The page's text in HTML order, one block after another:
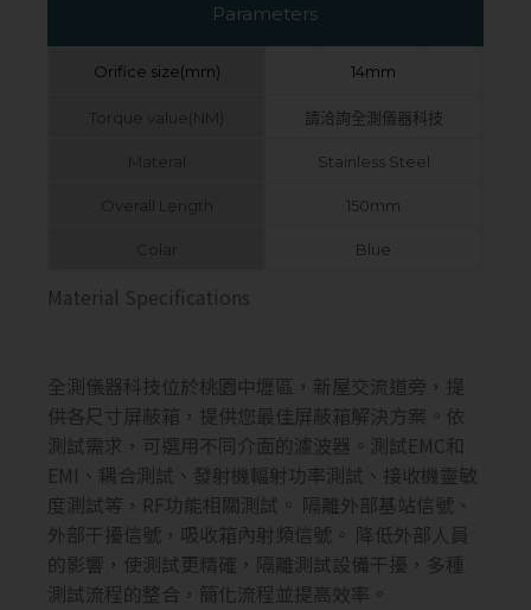
Parameters
Orifice size(mm) 14mm
Torque value(NM) 請洽詢全測儀器科技
Materal Stainless Steel
Overall Length 150mm
Colar Blue
Material Specifications
全測儀器科技位於桃園中壢區，新屋交流道旁，提
供各尺寸屏蔽箱，提供您最佳屏蔽箱解決方案。依
測試需求，可選用不同介面的濾波器。測試EMC和
EMI、耦合測試、發射機輻射功率測試、接收機靈敏
度測試等，RF功能相關測試。 隔離外部基站信號、
外部干擾信號，吸收箱內射頻信號。 降低外部人員
的影響，使測試更精確，隔離測試設備干擾，多種
測試流程的整合，簡化流程並提高效率。